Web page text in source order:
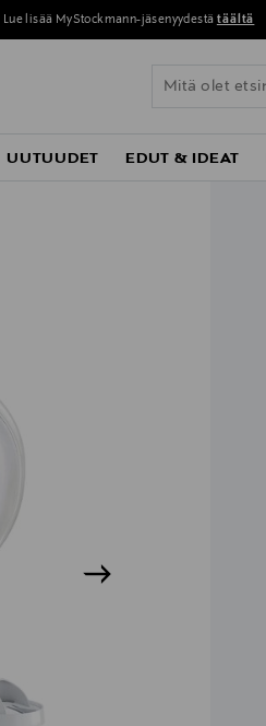
Lue lisää MyStockmann-jäsenyydestä täältä
UUTUUDET EDUT & IDEAT